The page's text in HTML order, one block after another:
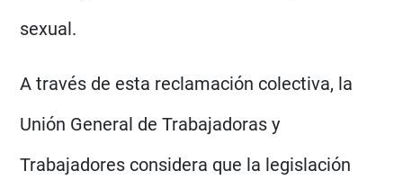
sexual.
A través de esta reclamación colectiva, la
Unión General de Trabajadoras y
Trabajadores considera que la legislación